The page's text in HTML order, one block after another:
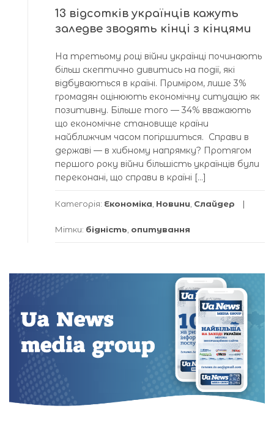
13 відсотків українців кажуть
заледве зводять кінці з кінцями
На третьому році війни українці починають
більш скептично дивитись на події, які
відбуваються в країні. Приміром, лише 3%
громадян оцінюють економічну ситуацію як
позитивну. Більше того — 34% вважають
що економічне становище країни
найближчим часом погіршиться. Справи в
державі — в хибному напрямку? Протягом
першого року війни більшість українців були
переконані, що справи в країні […]
Категорія: Економіка Новини Слайдер
Мітки: бідність опитування